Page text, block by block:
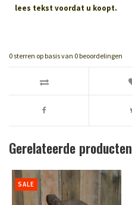
lees tekst voordat u koopt.
0 sterren op basis van 0beoordelingen
Gerelateerde producten
SALE